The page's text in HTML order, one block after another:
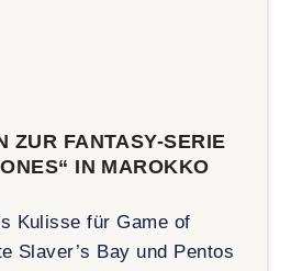
ZUR FANTASY-SERIE
IN MAROKKO
Kulisse für Game of
Slaver’s Bay und Pentos